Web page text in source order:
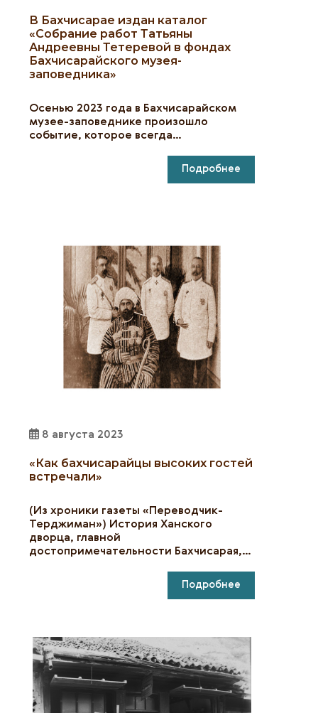
В Бахчисарае издан каталог
«Собрание работ Татьяны
Андреевны Тетеревой в фондах
Бахчисарайского музея-
заповедника»
Осенью 2023 года в Бахчисарайском
музее-заповеднике произошло
событие, которое всегда…
Подробнее
8 августа 2023
«Как бахчисарайцы высоких гостей
встречали»
(Из хроники газеты «Переводчик-
Терджиман») История Ханского
дворца, главной
достопримечательности Бахчисарая,…
Подробнее